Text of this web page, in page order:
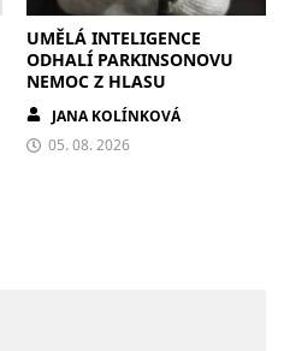
UMĚLÁ INTELIGENCE
ODHALÍ PARKINSONOVU
NEMOC Z HLASU
JANA KOLÍNKOVÁ
05. 08. 2026